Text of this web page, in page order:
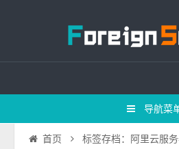
导航菜
首页 标签存档：阿里云服